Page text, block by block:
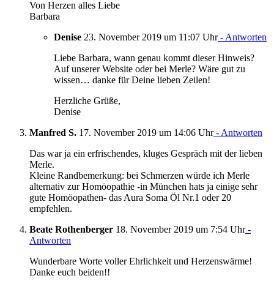
Von Herzen alles Liebe
Barbara
Denise 23. November 2019 um 11:07 Uhr- Antworten
Liebe Barbara, wann genau kommt dieser Hinweis?
Auf unserer Website oder bei Merle? Wäre gut zu
wissen… danke für Deine lieben Zeilen!
Herzliche Grüße,
Denise
Manfred S. 17. November 2019 um 14:06 Uhr- Antworten
Das war ja ein erfrischendes, kluges Gespräch mit der lieben
Merle.
Kleine Randbemerkung: bei Schmerzen würde ich Merle
alternativ zur Homöopathie -in München hats ja einige sehr
gute Homöopathen- das Aura Soma Öl Nr.1 oder 20
empfehlen.
Beate Rothenberger 18. November 2019 um 7:54 Uhr-
Antworten
Wunderbare Worte voller Ehrlichkeit und Herzenswärme!
Danke euch beiden!!